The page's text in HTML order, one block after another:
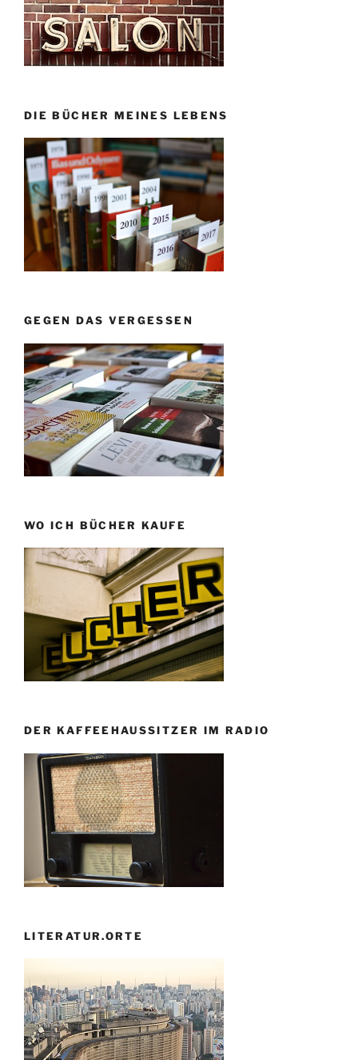
DIE BÜCHER MEINES LEBENS
GEGEN DAS VERGESSEN
WO ICH BÜCHER KAUFE
DER KAFFEEHAUSSITZER IM RADIO
LITERATUR.ORTE